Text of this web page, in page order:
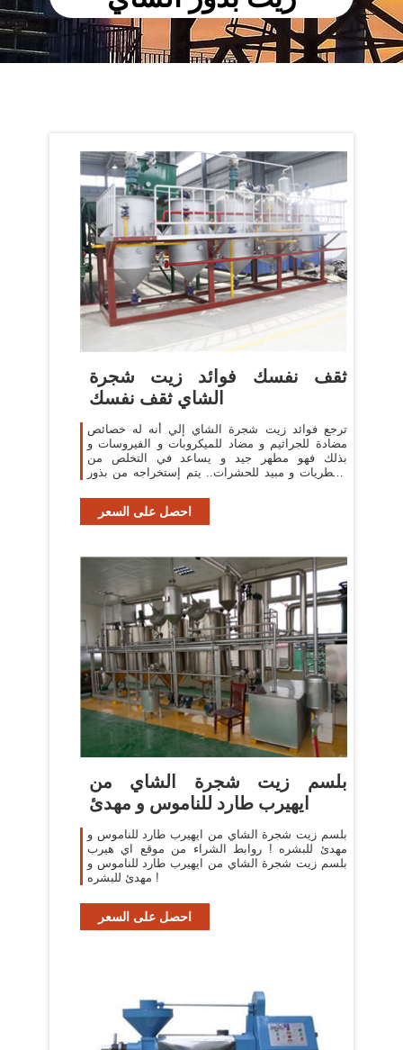
ثقف نفسك فوائد زيت شجرة
الشاي ثقف نفسك
ترجع فوائد زيت شجرة الشاي إلي أنه له خصائص
مضادة للجراثيم و مضاد للميكروبات و الفيروسات و
بذلك فهو مطهر جيد و يساعد في التخلص من
الفطريات و مبيد للحشرات.. يتم إستخراجه من بذور
احصل على السعر
بلسم زيت شجرة الشاي من
ايهيرب طارد للناموس و مهدئ
بلسم زيت شجرة الشاي من ايهيرب طارد للناموس و
مهدئ للبشره ! روابط الشراء من موقع اي هيرب
بلسم زيت شجرة الشاي من ايهيرب طارد للناموس و
مهدئ للبشره !
احصل على السعر